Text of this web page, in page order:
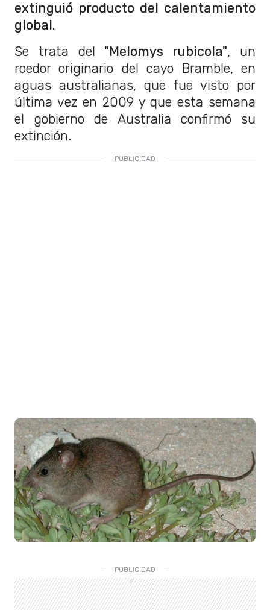
extinguió producto del calentamiento
global.
Se trata del "Melomys rubicola", un
roedor originario del cayo Bramble, en
aguas australianas, que fue visto por
última vez en 2009 y que esta semana
el gobierno de Australia confirmó su
extinción.